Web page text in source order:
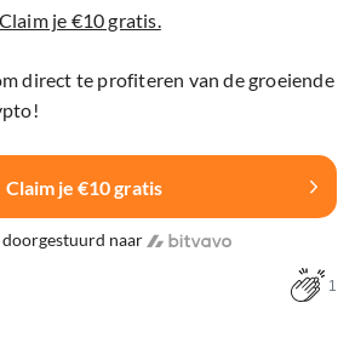
je €10 gratis.
direct te profiteren van de groeiende
Claim je €10 gratis
naar
1